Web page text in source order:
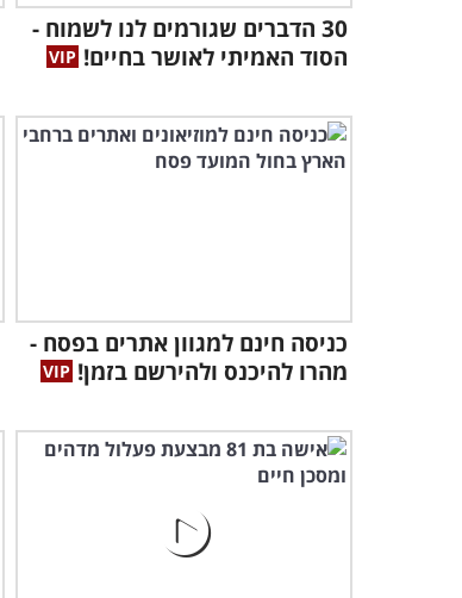
30 הדברים שגורמים לנו לשמוח -
הסוד האמיתי לאושר בחיים!
כניסה חינם למגוון אתרים בפסח -
מהרו להיכנס ולהירשם בזמן!